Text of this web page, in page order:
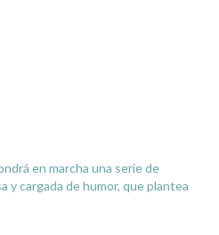
en marcha una serie de
y cargada de humor, que plantea